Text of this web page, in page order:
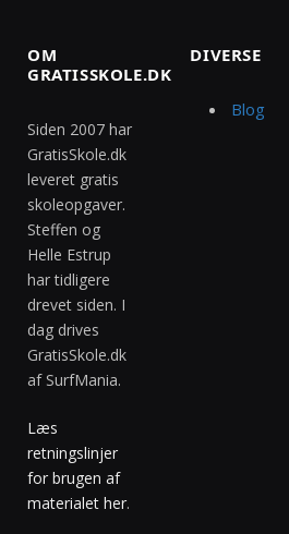
OM
GRATISSKOLE.DK
Siden 2007 har
GratisSkole.dk
leveret gratis
skoleopgaver.
Steffen og
Helle Estrup
har tidligere
drevet siden. I
dag drives
GratisSkole.dk
af SurfMania.
Læs
retningslinjer
for brugen af
materialet her.
DIVERSE
Blog